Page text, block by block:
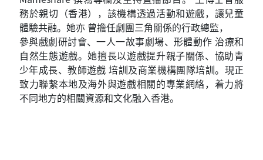
務於親切（香港），該機構透過活動和遊戲，讓兒童
體驗共融。她亦 曾擔任劇團三角關係的行政總監，
參與戲劇研討會、一人一故事劇場、形體動作 治療和
自然生態遊戲。她擅長以遊戲提升親子關係、協助青
少年成長、教師遊戲 培訓及商業機構團隊培訓。現正
致力聯繫本地及海外與遊戲相關的專業網絡，着力將
不同地方的相關資源和文化融入香港。